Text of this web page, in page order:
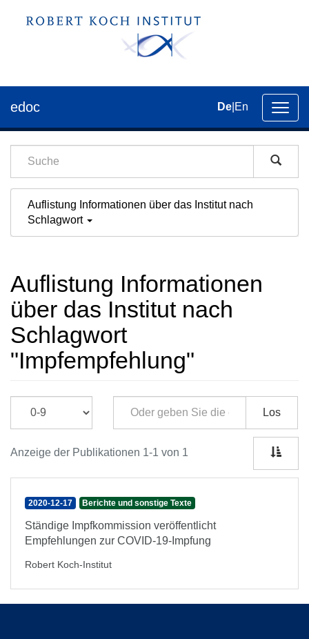
der
edoc De En
Auflistung Informationen über das Institut nach
Schlagwort
Auflistung Informationen
über das Institut nach
Schlagwort
"Impfempfehlung"
Los
Anzeige der Publikationen 1-1 von 1
2020-12-17 Berichte und sonstige Texte
Ständige Impfkommission veröffentlicht
Empfehlungen zur COVID-19-Impfung
Robert Koch-Institut